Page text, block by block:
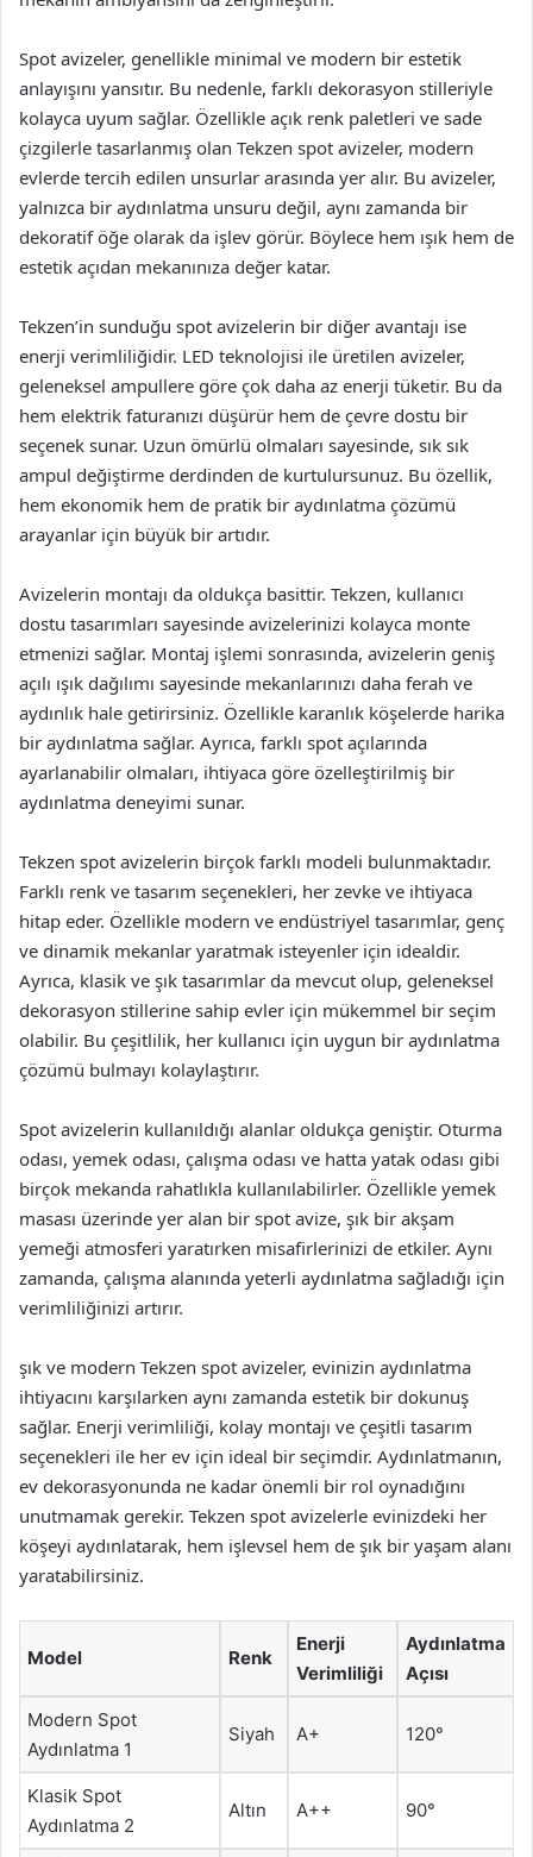
Spot avizeler, genellikle minimal ve modern bir estetik
anlayışını yansıtır. Bu nedenle, farklı dekorasyon stilleriyle
kolayca uyum sağlar. Özellikle açık renk paletleri ve sade
çizgilerle tasarlanmış olan Tekzen spot avizeler, modern
evlerde tercih edilen unsurlar arasında yer alır. Bu avizeler,
yalnızca bir aydınlatma unsuru değil, aynı zamanda bir
dekoratif öğe olarak da işlev görür. Böylece hem ışık hem de
estetik açıdan mekanınıza değer katar.
Tekzen’in sunduğu spot avizelerin bir diğer avantajı ise
enerji verimliliğidir. LED teknolojisi ile üretilen avizeler,
geleneksel ampullere göre çok daha az enerji tüketir. Bu da
hem elektrik faturanızı düşürür hem de çevre dostu bir
seçenek sunar. Uzun ömürlü olmaları sayesinde, sık sık
ampul değiştirme derdinden de kurtulursunuz. Bu özellik,
hem ekonomik hem de pratik bir aydınlatma çözümü
arayanlar için büyük bir artıdır.
Avizelerin montajı da oldukça basittir. Tekzen, kullanıcı
dostu tasarımları sayesinde avizelerinizi kolayca monte
etmenizi sağlar. Montaj işlemi sonrasında, avizelerin geniş
açılı ışık dağılımı sayesinde mekanlarınızı daha ferah ve
aydınlık hale getirirsiniz. Özellikle karanlık köşelerde harika
bir aydınlatma sağlar. Ayrıca, farklı spot açılarında
ayarlanabilir olmaları, ihtiyaca göre özelleştirilmiş bir
aydınlatma deneyimi sunar.
Tekzen spot avizelerin birçok farklı modeli bulunmaktadır.
Farklı renk ve tasarım seçenekleri, her zevke ve ihtiyaca
hitap eder. Özellikle modern ve endüstriyel tasarımlar, genç
ve dinamik mekanlar yaratmak isteyenler için idealdir.
Ayrıca, klasik ve şık tasarımlar da mevcut olup, geleneksel
dekorasyon stillerine sahip evler için mükemmel bir seçim
olabilir. Bu çeşitlilik, her kullanıcı için uygun bir aydınlatma
çözümü bulmayı kolaylaştırır.
Spot avizelerin kullanıldığı alanlar oldukça geniştir. Oturma
odası, yemek odası, çalışma odası ve hatta yatak odası gibi
birçok mekanda rahatlıkla kullanılabilirler. Özellikle yemek
masası üzerinde yer alan bir spot avize, şık bir akşam
yemeği atmosferi yaratırken misafirlerinizi de etkiler. Aynı
zamanda, çalışma alanında yeterli aydınlatma sağladığı için
verimliliğinizi artırır.
şık ve modern Tekzen spot avizeler, evinizin aydınlatma
ihtiyacını karşılarken aynı zamanda estetik bir dokunuş
sağlar. Enerji verimliliği, kolay montajı ve çeşitli tasarım
seçenekleri ile her ev için ideal bir seçimdir. Aydınlatmanın,
ev dekorasyonunda ne kadar önemli bir rol oynadığını
unutmamak gerekir. Tekzen spot avizelerle evinizdeki her
köşeyi aydınlatarak, hem işlevsel hem de şık bir yaşam alanı
yaratabilirsiniz.
Model Renk
Enerji
Verimliliği
Aydınlatma
Açısı
Modern Spot
Aydınlatma 1
Siyah A+ 120°
Klasik Spot
Aydınlatma 2
Altın A++ 90°